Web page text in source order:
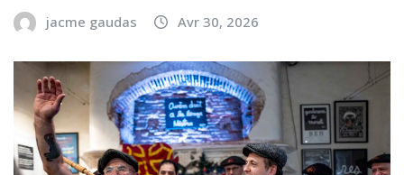
jacme gaudas Avr 30, 2026